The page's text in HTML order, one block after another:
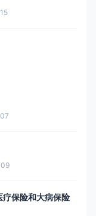
保险和大病保险